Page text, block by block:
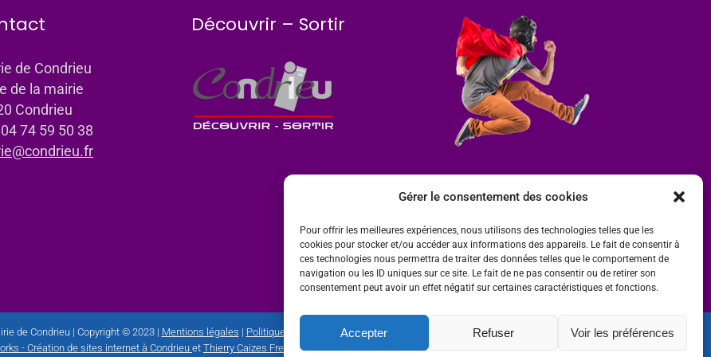
Gérer le consentement des cookies
Pour offrir les meilleures expériences, nous utilisons des technologies telles que les
cookies pour stocker et/ou accéder aux informations des appareils. Le fait de consentir à
ces technologies nous permettra de traiter des données telles que le comportement de
navigation ou les ID uniques sur ce site. Le fait de ne pas consentir ou de retirer son
consentement peut avoir un effet négatif sur certaines caractéristiques et fonctions.
Accepter Refuser Voir les préférences
de Condrieu
de la mairie
Condrieu
74 59 50 38
Découvrir – Sortir
de Condrieu | Copyright © 2023 | Mentions légales | Politique de confidentialité
- Création de sites internet à Condrieu et Thierry Caizes Freelance| Photos parOmbre et Matière - Photographe